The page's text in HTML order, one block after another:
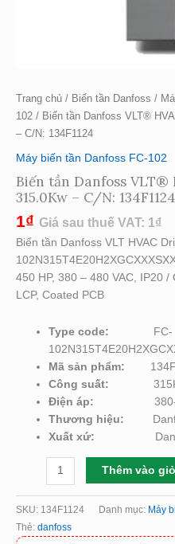
Trang chủ / Biến tần Danfoss /
102 / Biến tần Danfoss VLT®
– C/N: 134F1124
Máy biến tần Danfoss FC-102
Biến tần Danfoss VLT®
315.0Kw – C/N: 134F1124
1₫ Giá sau thuế VAT: 1₫
Biến tần Danfoss VLT HVAC
450 HP, 380 – 480 VAC, IP20 /
LCP, Coated PCB
Type code:
FC-
Mã sản phẩm:
Công suất:
Điện áp:
Thương hiệu:
Xuất xứ:
Thêm vào
SKU: 134F1124 Danh mục: Máy
Thẻ: danfoss